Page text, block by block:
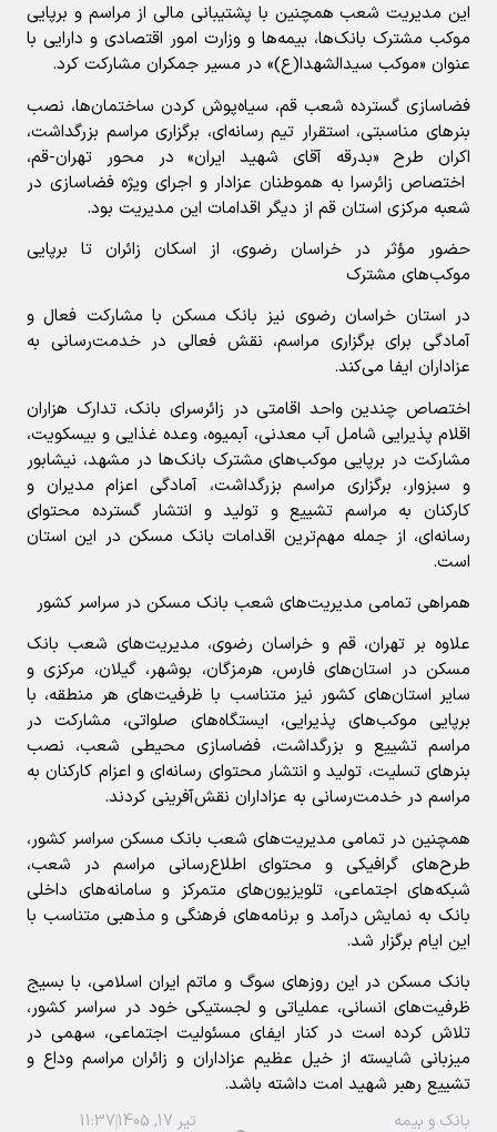
این مدیریت شعب همچنین با پشتیبانی مالی از مراسم و برپایی
موکب مشترک بانک‌ها، بیمه‌ها و وزارت امور اقتصادی و دارایی با
عنوان «موکب سیدالشهدا(ع)» در مسیر جمکران مشارکت کرد.
فضاسازی گسترده شعب قم، سیاه‌پوش کردن ساختمان‌ها، نصب
بنرهای مناسبتی، استقرار تیم رسانه‌ای، برگزاری مراسم بزرگداشت،
اکران طرح «بدرقه آقای شهید ایران» در محور تهران-قم،
اختصاص زائرسرا به هموطنان عزادار و اجرای ویژه فضاسازی در
شعبه مرکزی استان قم از دیگر اقدامات این مدیریت بود.
حضور مؤثر در خراسان رضوی، از اسکان زائران تا برپایی
موکب‌های مشترک
در استان خراسان رضوی نیز بانک مسکن با مشارکت فعال و
آمادگی برای برگزاری مراسم، نقش فعالی در خدمت‌رسانی به
عزاداران ایفا می‌کند.
اختصاص چندین واحد اقامتی در زائرسرای بانک، تدارک هزاران
اقلام پذیرایی شامل آب معدنی، آبمیوه، وعده غذایی و بیسکویت،
مشارکت در برپایی موکب‌های مشترک بانک‌ها در مشهد، نیشابور
و سبزوار، برگزاری مراسم بزرگداشت، آمادگی اعزام مدیران و
کارکنان به مراسم تشییع و تولید و انتشار گسترده محتوای
رسانه‌ای، از جمله مهم‌ترین اقدامات بانک مسکن در این استان
است.
همراهی تمامی مدیریت‌های شعب بانک مسکن در سراسر کشور
علاوه بر تهران، قم و خراسان رضوی، مدیریت‌های شعب بانک
مسکن در استان‌های فارس، هرمزگان، بوشهر، گیلان، مرکزی و
سایر استان‌های کشور نیز متناسب با ظرفیت‌های هر منطقه، با
برپایی موکب‌های پذیرایی، ایستگاه‌های صلواتی، مشارکت در
مراسم تشییع و بزرگداشت، فضاسازی محیطی شعب، نصب
بنرهای تسلیت، تولید و انتشار محتوای رسانه‌ای و اعزام کارکنان به
مراسم در خدمت‌رسانی به عزاداران نقش‌آفرینی کردند.
همچنین در تمامی مدیریت‌های شعب بانک مسکن سراسر کشور،
طرح‌های گرافیکی و محتوای اطلاع‌رسانی مراسم در شعب،
شبکه‌های اجتماعی، تلویزیون‌های متمرکز و سامانه‌های داخلی
بانک به نمایش درآمد و برنامه‌های فرهنگی و مذهبی متناسب با
این ایام برگزار شد.
بانک مسکن در این روزهای سوگ و ماتم ایران اسلامی، با بسیج
ظرفیت‌های انسانی، عملیاتی و لجستیکی خود در سراسر کشور،
تلاش کرده است در کنار ایفای مسئولیت اجتماعی، سهمی در
میزبانی شایسته از خیل عظیم عزاداران و زائران مراسم وداع و
تشییع رهبر شهید امت داشته باشد.
بانک و بیمه تیر 17, 1405 11:37